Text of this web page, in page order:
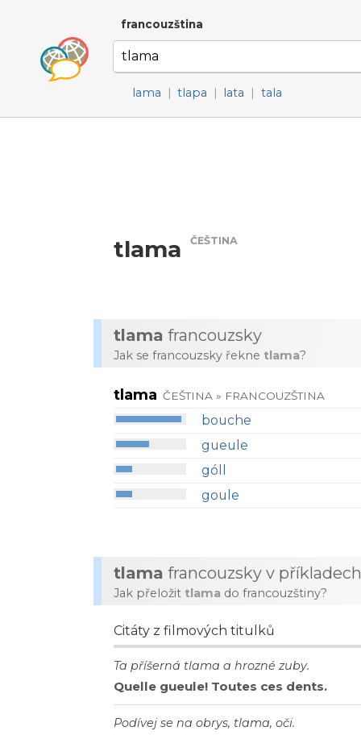
francouzština
lama | tlapa | lata | tala
tlama ČEŠTINA
tlama francouzsky
Jak se francouzsky řekne tlama?
tlama ČEŠTINA » FRANCOUZŠTINA
bouche
gueule
góll
goule
tlama francouzsky v příkladech
Jak přeložit tlama do francouzštiny?
Citáty z filmových titulků
Ta příšerná tlama a hrozné zuby.
Quelle gueule! Toutes ces dents.
Podívej se na obrys, tlama, oči.